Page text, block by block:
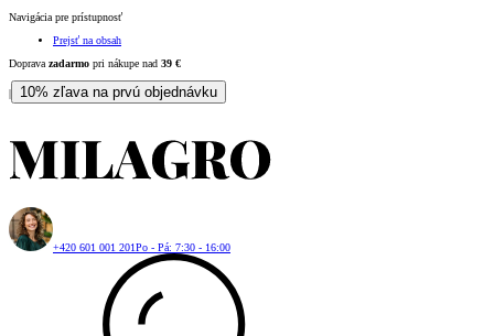
Navigácia pre prístupnosť
Prejsť na obsah
Doprava zadarmo pri nákupe nad 39 €
| 10% zľava na prvú objednávku
+420 601 001 201Po - Pá: 7:30 - 16:00